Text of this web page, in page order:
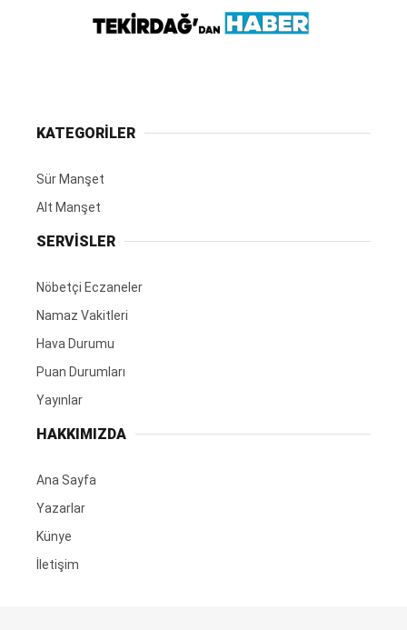
KATEGORİLER
Sür Manşet
Alt Manşet
SERVİSLER
Nöbetçi Eczaneler
Namaz Vakitleri
Hava Durumu
Puan Durumları
Yayınlar
HAKKIMIZDA
Ana Sayfa
Yazarlar
Künye
İletişim